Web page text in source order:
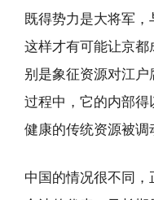
既得势力是大将军，
这样才有可能让京
别是象征资源对江
过程中，它的内部得
健康的传统资源被调
中国的情况很不同